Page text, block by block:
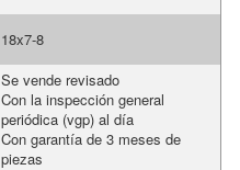
18x7-8
Se vende revisado
Con la inspección general
periódica (vgp) al día
Con garantía de 3 meses de
piezas